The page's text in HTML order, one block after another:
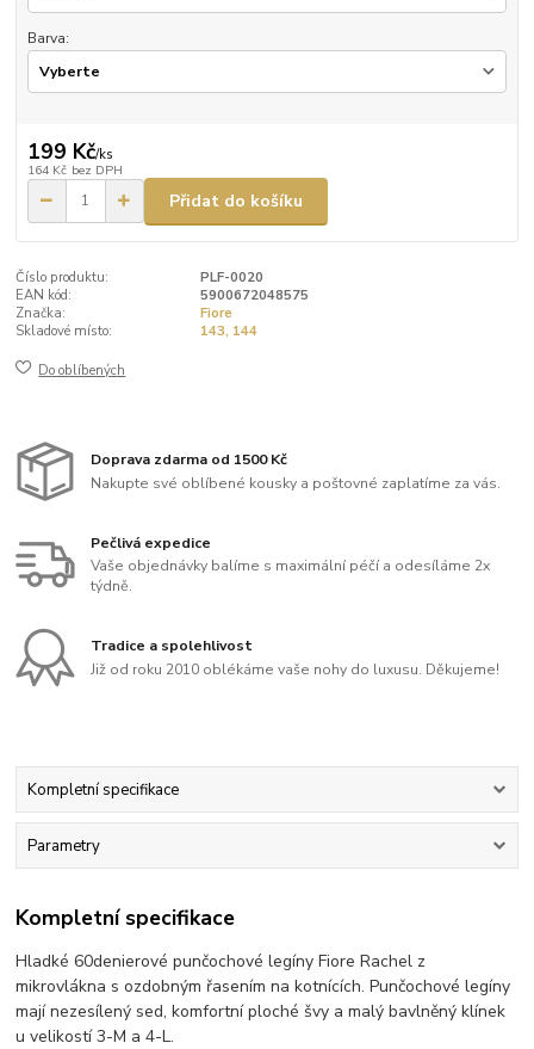
Barva:
199 Kč/ks
164 Kč bez DPH
Přidat do košíku
Číslo produktu:
PLF-0020
EAN kód:
5900672048575
Značka:
Fiore
Skladové místo:
143, 144
Do oblíbených
Doprava zdarma od 1500 Kč
Nakupte své oblíbené kousky a poštovné zaplatíme za vás.
Pečlivá expedice
Vaše objednávky balíme s maximální péčí a odesíláme 2x
týdně.
Tradice a spolehlivost
Již od roku 2010 oblékáme vaše nohy do luxusu. Děkujeme!
Kompletní specifikace
Parametry
Kompletní specifikace
Hladké 60denierové punčochové legíny Fiore Rachel z
mikrovlákna s ozdobným řasením na kotnících. Punčochové legíny
mají nezesílený sed, komfortní ploché švy a malý bavlněný klínek
u velikostí 3-M a 4-L.